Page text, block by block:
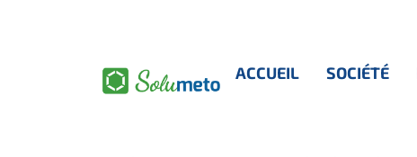
ACCUEIL SOCIÉTÉ